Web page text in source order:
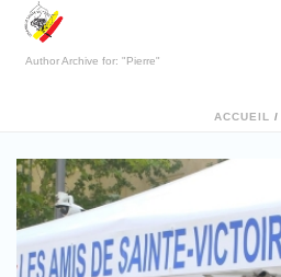
Author Archive for: "Pierre"
ACCUEIL /